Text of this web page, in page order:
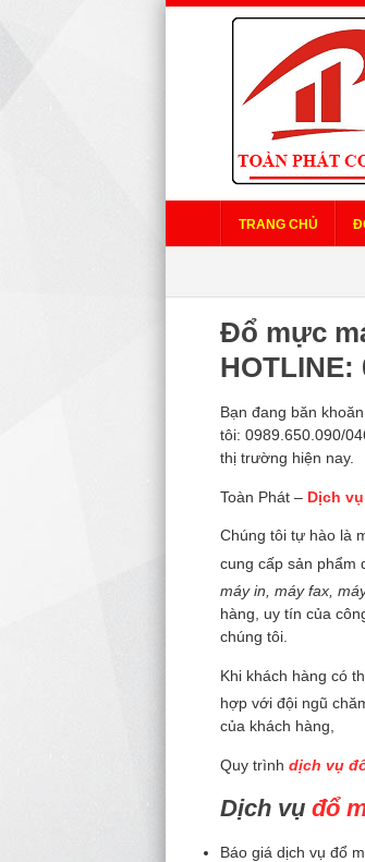
TRANG CHỦ
Đổ mực
HOTLINE:
Bạn đang băn
tôi: 0989.650.090/
thị trường hiện nay.
Toàn Phát – Dịch
Chúng tôi tự hào là
cung cấp sản phẩm
máy in, máy fax,
hàng, uy tín của
chúng tôi.
Khi khách hàng có
hợp với đội ngũ
của khách hàng,
Quy trình dịch vụ
Dịch vụ đổ
Báo giá dịch vụ đổ